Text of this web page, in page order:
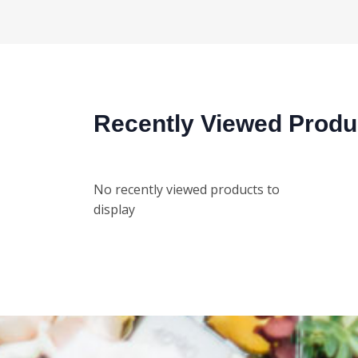
Recently Viewed
No recently viewed products to
display